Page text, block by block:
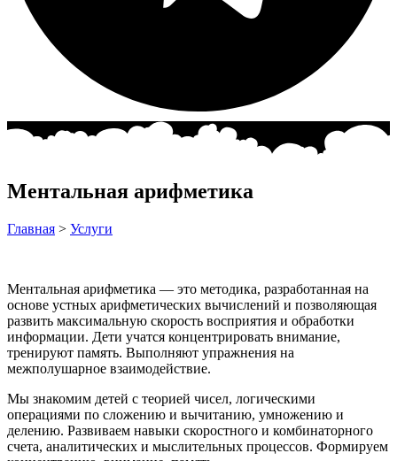
Ментальная арифметика
Главная > Услуги
Ментальная арифметика — это методика, разработанная на
основе устных арифметических вычислений и позволяющая
развить максимальную скорость восприятия и обработки
информации. Дети учатся концентрировать внимание,
тренируют память. Выполняют упражнения на
межполушарное взаимодействие.
Мы знакомим детей с теорией чисел, логическими
операциями по сложению и вычитанию, умножению и
делению. Развиваем навыки скоростного и комбинаторного
счета, аналитических и мыслительных процессов. Формируем